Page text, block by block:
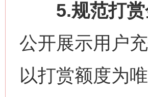
5.规范打赏
公开展示用户
以打赏额度为